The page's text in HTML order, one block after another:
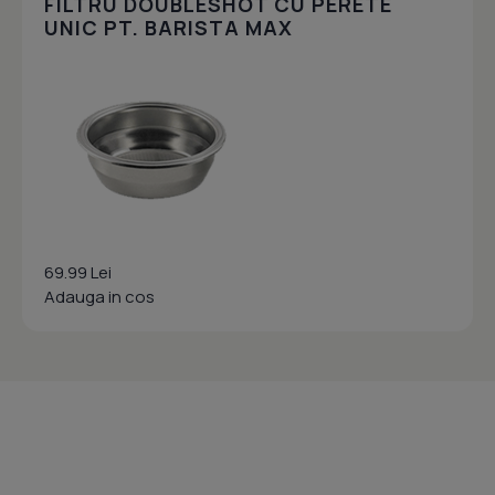
UNIC PT. BARISTA MAX
69.99 Lei
Adauga in cos